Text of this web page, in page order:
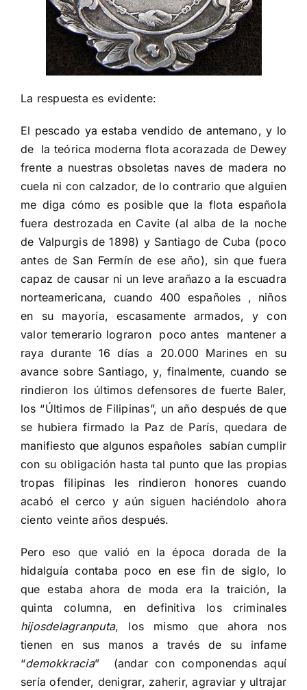
La respuesta es evidente:
El pescado ya estaba vendido de antemano, y lo
de la teórica moderna flota acorazada de Dewey
frente a nuestras obsoletas naves de madera no
cuela ni con calzador, de lo contrario que alguien
me diga cómo es posible que la flota española
fuera destrozada en Cavite (al alba de la noche
de Valpurgis de 1898) y Santiago de Cuba (poco
antes de San Fermín de ese año), sin que fuera
capaz de causar ni un leve arañazo a la escuadra
norteamericana, cuando 400 españoles , niños
en su mayoría, escasamente armados, y con
valor temerario lograron
poco antes
mantener a
raya durante 16 días a 20.000 Marines en su
avance sobre Santiago, y, finalmente, cuando se
rindieron los últimos defensores de fuerte Baler,
los “Últimos de Filipinas”, un año después de que
se hubiera firmado la Paz de París, quedara de
manifiesto que algunos españoles
sabían cumplir
con su obligación hasta tal punto que las propias
tropas filipinas les rindieron honores cuando
acabó el cerco y aún siguen haciéndolo ahora
ciento veinte años después.
Pero eso que valió en la época dorada de la
hidalguía contaba poco en ese fin de siglo, lo
que estaba ahora de moda era la traición, la
quinta columna, en definitiva los criminales
hijosdelagranputa, los mismo que ahora nos
tienen en sus manos a través de su infame
“demokkracia”
(andar con componendas aquí
sería ofender, denigrar, zaherir, agraviar y ultrajar